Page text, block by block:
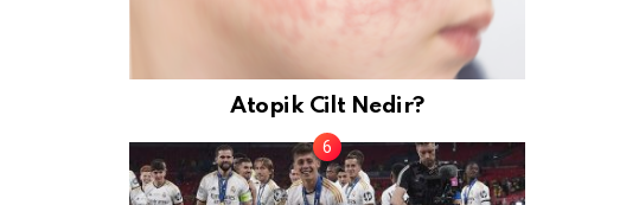
Atopik Cilt Nedir?